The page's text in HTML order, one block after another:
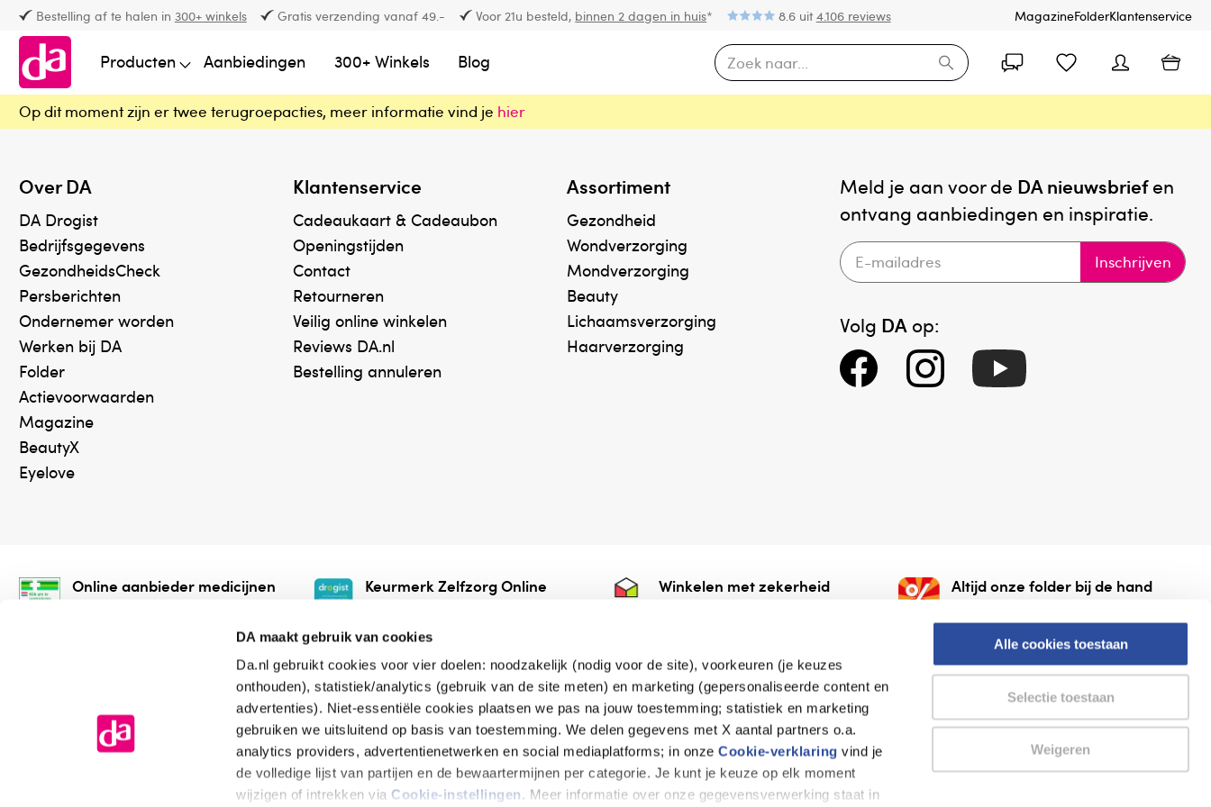
DA maakt gebruik van cookies
Da.nl gebruikt cookies voor vier doelen: noodzakelijk (nodig voor de site), voorkeuren (je keuzes
onthouden), statistiek/analytics (gebruik van de site meten) en marketing (gepersonaliseerde content en
advertenties). Niet-essentiële cookies plaatsen we pas na jouw toestemming; statistiek en marketing
gebruiken we uitsluitend op basis van toestemming. We delen gegevens met X aantal partners o.a.
analytics providers, advertentienetwerken en social mediaplatforms; in onzeCookie-verklaring vind je
de volledige lijst van partijen en de bewaartermijnen per categorie. Je kunt je keuze op elk moment
wijzigen of intrekken via Cookie-instellingen. Meer informatie over onze gegevensverwerking staat in
Alle cookies toestaan
Selectie toestaan
Weigeren
Bestelling af te halen in 300+ winkels Gratis verzending vanaf 49.- Voor 21u besteld, binnen 2 dagen in huis* 8.6 uit4.106 reviews MagazineFolderKlantenservice
Producten Aanbiedingen 300+ Winkels Blog
Op dit moment zijn er twee terugroepacties, meer informatie vind je hier
Over DA
DA Drogist
Bedrijfsgegevens
GezondheidsCheck
Persberichten
Ondernemer worden
Werken bij DA
Folder
Actievoorwaarden
Magazine
BeautyX
Eyelove
Klantenservice
Cadeaukaart & Cadeaubon
Openingstijden
Contact
Retourneren
Veilig online winkelen
Reviews DA.nl
Bestelling annuleren
Assortiment
Gezondheid
Wondverzorging
Mondverzorging
Beauty
Lichaamsverzorging
Haarverzorging
Meld je aan voor de DA nieuwsbriefen
ontvang aanbiedingen en inspiratie.
Inschrijven
Volg DA op:
Online aanbieder medicijnen
onze webshop mag verkopen.
Keurmerk Zelfzorg Online
online.
Winkelen met zekerheid Altijd onze folder bij de hand
AlleFolders.
de vriendelijke specialist
Algemene voorwaarden Cookieverklaring Disclaimer Privacy verklaring Thuiswinkel waarborg